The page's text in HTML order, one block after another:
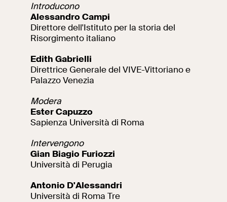
Video
Opere
del VIVE
Introducono
Alessandro Campi
Direttore dell'Istituto per la storia del
Risorgimento italiano
Edith Gabrielli
Direttrice Generale del VIVE-Vittoriano e
Palazzo Venezia
Modera
Ester Capuzzo
Sapienza Università di Roma
Intervengono
Gian Biagio Furiozzi
Università di Perugia
Antonio D'Alessandri
Università di Roma Tre